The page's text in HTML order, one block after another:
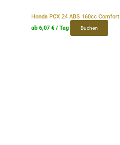
Honda PCX 24 ABS 160cc Comfort
ab 6,07 €/ Tag Buchen